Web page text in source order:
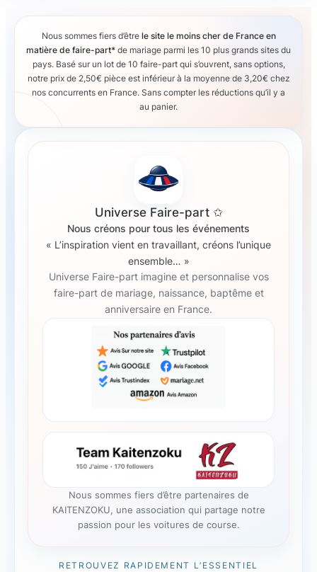
Nous sommes fiers d’être le site le moins cher de France en
matière de faire-part* de mariage parmi les 10 plus grands sites du
pays. Basé sur un lot de 10 faire-part qui s’ouvrent, sans options,
notre prix de 2,50€ pièce est inférieur à la moyenne de 3,20€ chez
nos concurrents en France. Sans compter les réductions qu’il y a
au panier.
Universe Faire-part ✩
Nous créons pour tous les événements
« L’inspiration vient en travaillant, créons l’unique
ensemble… »
Universe Faire-part imagine et personnalise vos
faire-part de mariage, naissance, baptême et
anniversaire en France.
Nous sommes fiers d’être partenaires de
KAITENZOKU, une association qui partage notre
passion pour les voitures de course.
RETROUVEZ RAPIDEMENT L’ESSENTIEL